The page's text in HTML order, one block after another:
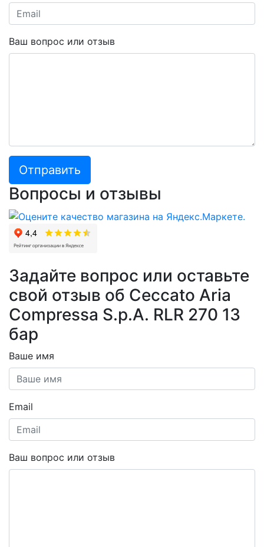
Ваш вопрос или отзыв
Отправить
Вопросы и отзывы
Задайте вопрос или оставьте
свой отзыв об Ceccato Aria
Compressa S.p.A. RLR 270 13
бар
Ваше имя
Email
Ваш вопрос или отзыв